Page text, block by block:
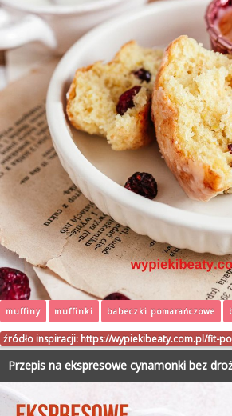
muffiny muffinki babeczki pomarańczowe
źródło inspiracji: https://wypiekibeaty.com.pl/fit-
Przepis na ekspresowe cynamonki bez